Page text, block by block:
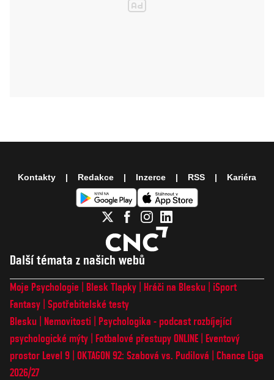
Další témata z našich webů
Moje Psychologie Blesk Tlapky Hráči na Blesku
iSport
Fantasy Spotřebitelské testy
Blesku
Nemovitosti
Psychologika - podcast rozbíjející
psychologické mýty
Fotbalové přestupy ONLINE
Eventový
prostor Level 9 OKTAGON 92: Szabová vs. Pudilová
Chance Liga
2026/27
Kontakty Redakce Inzerce RSS Kariéra